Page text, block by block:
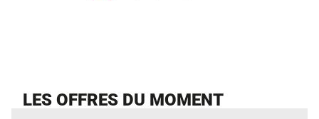
LES OFFRES DU MOMENT